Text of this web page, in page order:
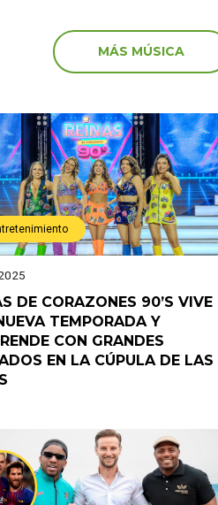
MÁS MÚSICA
DE CORAZONES 90’S VIVE
TEMPORADA Y
CON GRANDES
EN LA CÚPULA DE LAS